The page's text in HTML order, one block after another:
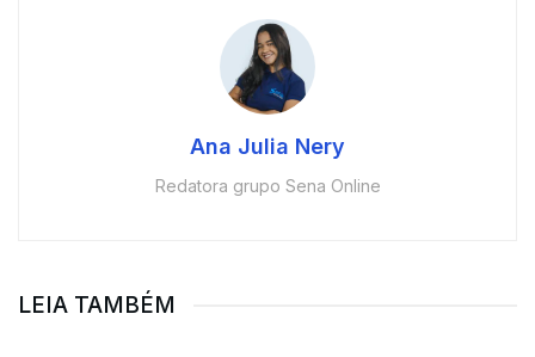
Ana Julia Nery
Redatora grupo Sena Online
LEIA TAMBÉM